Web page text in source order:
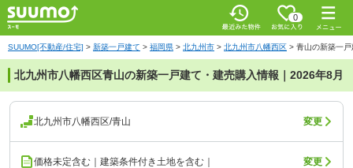
0
SUUMO[不動産/住宅] > 新築一戸建て > 福岡県 > 北九州市 > 北九州市八幡西区 > 青山の新築一
北九州市八幡西区青山の新築一戸建て・建売購入情報｜2026年8月
北九州市八幡西区/青山 変更
価格未定含む｜建築条件付き土地を含む｜ 変更